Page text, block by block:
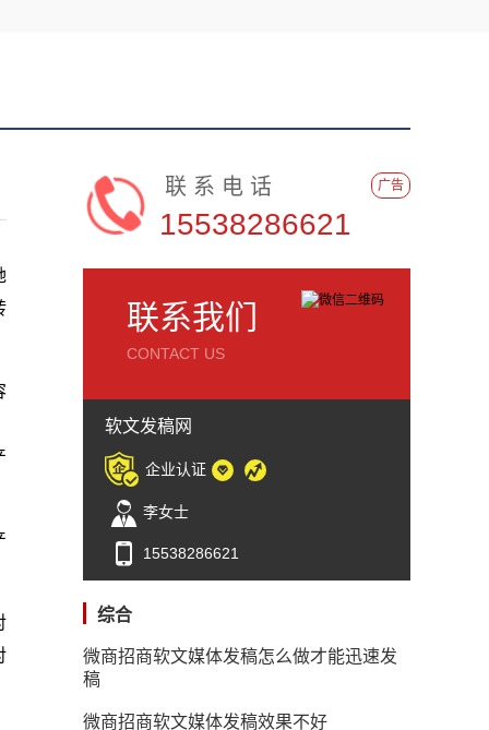
联系电话
15538286621
广告
联系我们
CONTACT US
软文发稿网
企业认证
李女士
15538286621
综合
微商招商软文媒体发稿怎么做才能迅速发
稿
微商招商软文媒体发稿效果不好